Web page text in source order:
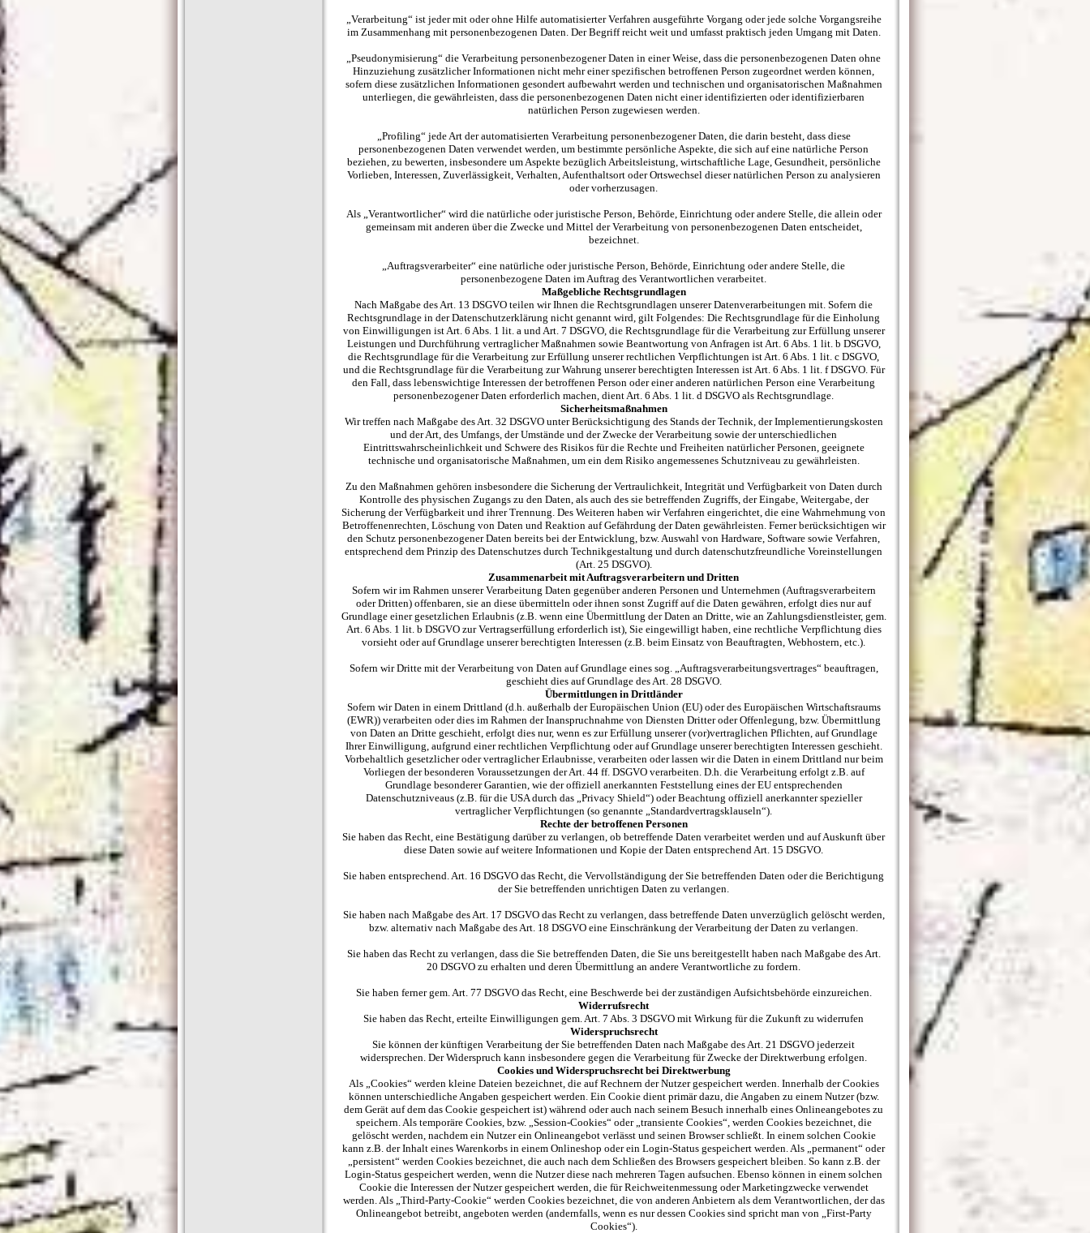
„Verarbeitung“ ist jeder mit oder ohne Hilfe automatisierter Verfahren ausgeführte Vorgang oder jede solche Vorgangsreihe
im Zusammenhang mit personenbezogenen Daten. Der Begriff reicht weit und umfasst praktisch jeden Umgang mit Daten.
„Pseudonymisierung“ die Verarbeitung personenbezogener Daten in einer Weise, dass die personenbezogenen Daten ohne
Hinzuziehung zusätzlicher Informationen nicht mehr einer spezifischen betroffenen Person zugeordnet werden können,
sofern diese zusätzlichen Informationen gesondert aufbewahrt werden und technischen und organisatorischen Maßnahmen
unterliegen, die gewährleisten, dass die personenbezogenen Daten nicht einer identifizierten oder identifizierbaren
natürlichen Person zugewiesen werden.
„Profiling“ jede Art der automatisierten Verarbeitung personenbezogener Daten, die darin besteht, dass diese
personenbezogenen Daten verwendet werden, um bestimmte persönliche Aspekte, die sich auf eine natürliche Person
beziehen, zu bewerten, insbesondere um Aspekte bezüglich Arbeitsleistung, wirtschaftliche Lage, Gesundheit, persönliche
Vorlieben, Interessen, Zuverlässigkeit, Verhalten, Aufenthaltsort oder Ortswechsel dieser natürlichen Person zu analysieren
oder vorherzusagen.
Als „Verantwortlicher“ wird die natürliche oder juristische Person, Behörde, Einrichtung oder andere Stelle, die allein oder
gemeinsam mit anderen über die Zwecke und Mittel der Verarbeitung von personenbezogenen Daten entscheidet,
bezeichnet.
„Auftragsverarbeiter“ eine natürliche oder juristische Person, Behörde, Einrichtung oder andere Stelle, die
personenbezogene Daten im Auftrag des Verantwortlichen verarbeitet.
Maßgebliche Rechtsgrundlagen
Nach Maßgabe des Art. 13 DSGVO teilen wir Ihnen die Rechtsgrundlagen unserer Datenverarbeitungen mit. Sofern die
Rechtsgrundlage in der Datenschutzerklärung nicht genannt wird, gilt Folgendes: Die Rechtsgrundlage für die Einholung
von Einwilligungen ist Art. 6 Abs. 1 lit. a und Art. 7 DSGVO, die Rechtsgrundlage für die Verarbeitung zur Erfüllung unserer
Leistungen und Durchführung vertraglicher Maßnahmen sowie Beantwortung von Anfragen ist Art. 6 Abs. 1 lit. b DSGVO,
die Rechtsgrundlage für die Verarbeitung zur Erfüllung unserer rechtlichen Verpflichtungen ist Art. 6 Abs. 1 lit. c DSGVO,
und die Rechtsgrundlage für die Verarbeitung zur Wahrung unserer berechtigten Interessen ist Art. 6 Abs. 1 lit. f DSGVO. Für
den Fall, dass lebenswichtige Interessen der betroffenen Person oder einer anderen natürlichen Person eine Verarbeitung
personenbezogener Daten erforderlich machen, dient Art. 6 Abs. 1 lit. d DSGVO als Rechtsgrundlage.
Sicherheitsmaßnahmen
Wir treffen nach Maßgabe des Art. 32 DSGVO unter Berücksichtigung des Stands der Technik, der Implementierungskosten
und der Art, des Umfangs, der Umstände und der Zwecke der Verarbeitung sowie der unterschiedlichen
Eintrittswahrscheinlichkeit und Schwere des Risikos für die Rechte und Freiheiten natürlicher Personen, geeignete
technische und organisatorische Maßnahmen, um ein dem Risiko angemessenes Schutzniveau zu gewährleisten.
Zu den Maßnahmen gehören insbesondere die Sicherung der Vertraulichkeit, Integrität und Verfügbarkeit von Daten durch
Kontrolle des physischen Zugangs zu den Daten, als auch des sie betreffenden Zugriffs, der Eingabe, Weitergabe, der
Sicherung der Verfügbarkeit und ihrer Trennung. Des Weiteren haben wir Verfahren eingerichtet, die eine Wahrnehmung von
Betroffenenrechten, Löschung von Daten und Reaktion auf Gefährdung der Daten gewährleisten. Ferner berücksichtigen wir
den Schutz personenbezogener Daten bereits bei der Entwicklung, bzw. Auswahl von Hardware, Software sowie Verfahren,
entsprechend dem Prinzip des Datenschutzes durch Technikgestaltung und durch datenschutzfreundliche Voreinstellungen
(Art. 25 DSGVO).
Zusammenarbeit mit Auftragsverarbeitern und Dritten
Sofern wir im Rahmen unserer Verarbeitung Daten gegenüber anderen Personen und Unternehmen (Auftragsverarbeitern
oder Dritten) offenbaren, sie an diese übermitteln oder ihnen sonst Zugriff auf die Daten gewähren, erfolgt dies nur auf
Grundlage einer gesetzlichen Erlaubnis (z.B. wenn eine Übermittlung der Daten an Dritte, wie an Zahlungsdienstleister, gem.
Art. 6 Abs. 1 lit. b DSGVO zur Vertragserfüllung erforderlich ist), Sie eingewilligt haben, eine rechtliche Verpflichtung dies
vorsieht oder auf Grundlage unserer berechtigten Interessen (z.B. beim Einsatz von Beauftragten, Webhostern, etc.).
Sofern wir Dritte mit der Verarbeitung von Daten auf Grundlage eines sog. „Auftragsverarbeitungsvertrages“ beauftragen,
geschieht dies auf Grundlage des Art. 28 DSGVO.
Übermittlungen in Drittländer
Sofern wir Daten in einem Drittland (d.h. außerhalb der Europäischen Union (EU) oder des Europäischen Wirtschaftsraums
(EWR)) verarbeiten oder dies im Rahmen der Inanspruchnahme von Diensten Dritter oder Offenlegung, bzw. Übermittlung
von Daten an Dritte geschieht, erfolgt dies nur, wenn es zur Erfüllung unserer (vor)vertraglichen Pflichten, auf Grundlage
Ihrer Einwilligung, aufgrund einer rechtlichen Verpflichtung oder auf Grundlage unserer berechtigten Interessen geschieht.
Vorbehaltlich gesetzlicher oder vertraglicher Erlaubnisse, verarbeiten oder lassen wir die Daten in einem Drittland nur beim
Vorliegen der besonderen Voraussetzungen der Art. 44 ff. DSGVO verarbeiten. D.h. die Verarbeitung erfolgt z.B. auf
Grundlage besonderer Garantien, wie der offiziell anerkannten Feststellung eines der EU entsprechenden
Datenschutzniveaus (z.B. für die USA durch das „Privacy Shield“) oder Beachtung offiziell anerkannter spezieller
vertraglicher Verpflichtungen (so genannte „Standardvertragsklauseln“).
Rechte der betroffenen Personen
Sie haben das Recht, eine Bestätigung darüber zu verlangen, ob betreffende Daten verarbeitet werden und auf Auskunft über
diese Daten sowie auf weitere Informationen und Kopie der Daten entsprechend Art. 15 DSGVO.
Sie haben entsprechend. Art. 16 DSGVO das Recht, die Vervollständigung der Sie betreffenden Daten oder die Berichtigung
der Sie betreffenden unrichtigen Daten zu verlangen.
Sie haben nach Maßgabe des Art. 17 DSGVO das Recht zu verlangen, dass betreffende Daten unverzüglich gelöscht werden,
bzw. alternativ nach Maßgabe des Art. 18 DSGVO eine Einschränkung der Verarbeitung der Daten zu verlangen.
Sie haben das Recht zu verlangen, dass die Sie betreffenden Daten, die Sie uns bereitgestellt haben nach Maßgabe des Art.
20 DSGVO zu erhalten und deren Übermittlung an andere Verantwortliche zu fordern.
Sie haben ferner gem. Art. 77 DSGVO das Recht, eine Beschwerde bei der zuständigen Aufsichtsbehörde einzureichen.
Widerrufsrecht
Sie haben das Recht, erteilte Einwilligungen gem. Art. 7 Abs. 3 DSGVO mit Wirkung für die Zukunft zu widerrufen
Widerspruchsrecht
Sie können der künftigen Verarbeitung der Sie betreffenden Daten nach Maßgabe des Art. 21 DSGVO jederzeit
widersprechen. Der Widerspruch kann insbesondere gegen die Verarbeitung für Zwecke der Direktwerbung erfolgen.
Cookies und Widerspruchsrecht bei Direktwerbung
Als „Cookies“ werden kleine Dateien bezeichnet, die auf Rechnern der Nutzer gespeichert werden. Innerhalb der Cookies
können unterschiedliche Angaben gespeichert werden. Ein Cookie dient primär dazu, die Angaben zu einem Nutzer (bzw.
dem Gerät auf dem das Cookie gespeichert ist) während oder auch nach seinem Besuch innerhalb eines Onlineangebotes zu
speichern. Als temporäre Cookies, bzw. „Session-Cookies“ oder „transiente Cookies“, werden Cookies bezeichnet, die
gelöscht werden, nachdem ein Nutzer ein Onlineangebot verlässt und seinen Browser schließt. In einem solchen Cookie
kann z.B. der Inhalt eines Warenkorbs in einem Onlineshop oder ein Login-Status gespeichert werden. Als „permanent“ oder
„persistent“ werden Cookies bezeichnet, die auch nach dem Schließen des Browsers gespeichert bleiben. So kann z.B. der
Login-Status gespeichert werden, wenn die Nutzer diese nach mehreren Tagen aufsuchen. Ebenso können in einem solchen
Cookie die Interessen der Nutzer gespeichert werden, die für Reichweitenmessung oder Marketingzwecke verwendet
werden. Als „Third-Party-Cookie“ werden Cookies bezeichnet, die von anderen Anbietern als dem Verantwortlichen, der das
Onlineangebot betreibt, angeboten werden (andernfalls, wenn es nur dessen Cookies sind spricht man von „First-Party
Cookies“).